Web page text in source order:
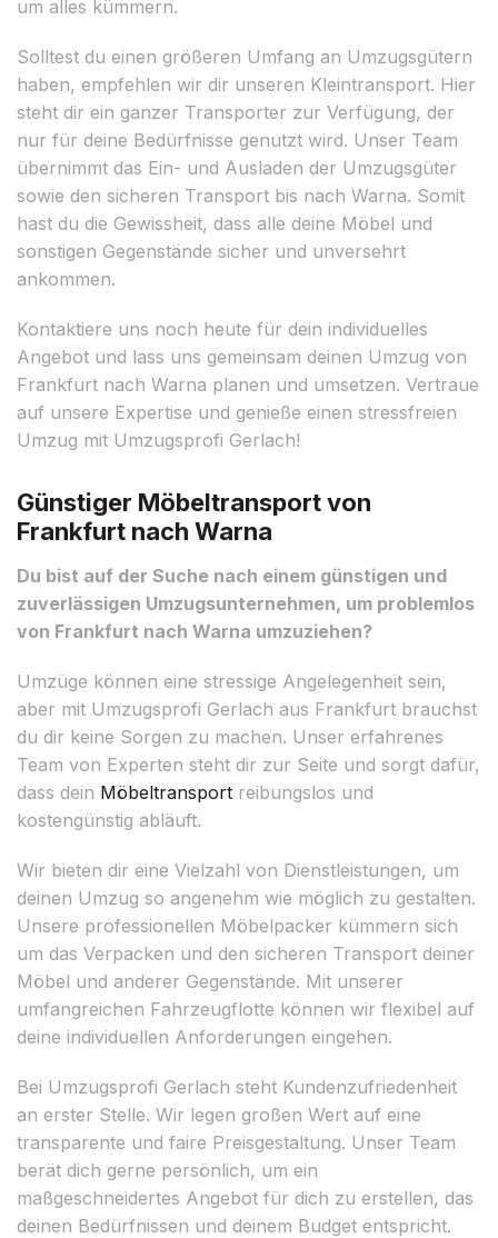
um alles kümmern.
Solltest du einen größeren Umfang an Umzugsgütern
haben, empfehlen wir dir unseren Kleintransport. Hier
steht dir ein ganzer Transporter zur Verfügung, der
nur für deine Bedürfnisse genutzt wird. Unser Team
übernimmt das Ein- und Ausladen der Umzugsgüter
sowie den sicheren Transport bis nach Warna. Somit
hast du die Gewissheit, dass alle deine Möbel und
sonstigen Gegenstände sicher und unversehrt
ankommen.
Kontaktiere uns noch heute für dein individuelles
Angebot und lass uns gemeinsam deinen Umzug von
Frankfurt nach Warna planen und umsetzen. Vertraue
auf unsere Expertise und genieße einen stressfreien
Umzug mit Umzugsprofi Gerlach!
Günstiger Möbeltransport von
Frankfurt nach Warna
Du bist auf der Suche nach einem günstigen und
zuverlässigen Umzugsunternehmen, um problemlos
von Frankfurt nach Warna umzuziehen?
Umzüge können eine stressige Angelegenheit sein,
aber mit Umzugsprofi Gerlach aus Frankfurt brauchst
du dir keine Sorgen zu machen. Unser erfahrenes
Team von Experten steht dir zur Seite und sorgt dafür,
dass dein Möbeltransport reibungslos und
kostengünstig abläuft.
Wir bieten dir eine Vielzahl von Dienstleistungen, um
deinen Umzug so angenehm wie möglich zu gestalten.
Unsere professionellen Möbelpacker kümmern sich
um das Verpacken und den sicheren Transport deiner
Möbel und anderer Gegenstände. Mit unserer
umfangreichen Fahrzeugflotte können wir flexibel auf
deine individuellen Anforderungen eingehen.
Bei Umzugsprofi Gerlach steht Kundenzufriedenheit
an erster Stelle. Wir legen großen Wert auf eine
transparente und faire Preisgestaltung. Unser Team
berät dich gerne persönlich, um ein
maßgeschneidertes Angebot für dich zu erstellen, das
deinen Bedürfnissen und deinem Budget entspricht.